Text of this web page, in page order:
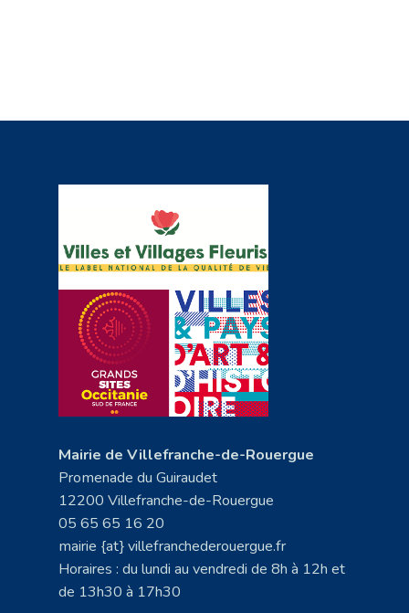
Mairie de Villefranche-de-Rouergue
Promenade du Guiraudet
12200 Villefranche-de-Rouergue
05 65 65 16 20
mairie {at} villefranchederouergue.fr
Horaires : du lundi au vendredi de 8h à 12h et
de 13h30 à 17h30